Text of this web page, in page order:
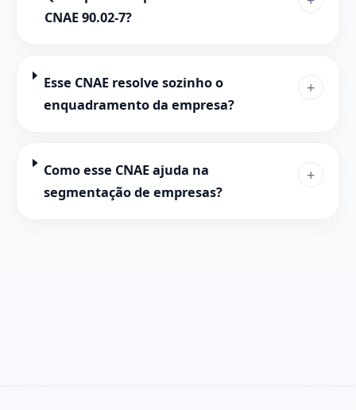
CNAE 90.02-7?
Esse CNAE resolve sozinho o
enquadramento da empresa?
+
Como esse CNAE ajuda na
segmentação de empresas?
+